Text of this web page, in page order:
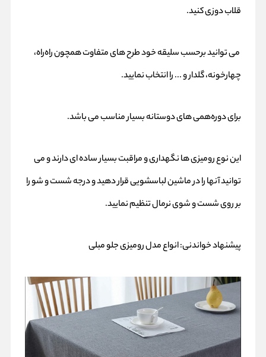
قلاب دوزی کنید.
می توانید برحسب سلیقه خود طرح های متفاوت همچون راه‌راه،
چهارخونه، گلدار و ... را انتخاب نمایید.
برای دوره‌همی های دوستانه بسیار مناسب می باشد.
این نوع رومیزی ها نگهداری و مراقبت بسیار ساده ای دارند و می
توانید آنها را در ماشین لباسشویی قرار دهید و درجه شست و شو را
بر روی شست و شوی نرمال تنظیم نمایید.
پیشنهاد خواندنی:انواع مدل رومیزی جلو مبلی